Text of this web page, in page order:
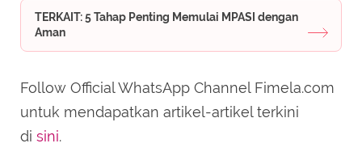
TERKAIT: 5 Tahap Penting Memulai MPASI dengan
Aman
Follow Official WhatsApp Channel Fimela.com
untuk mendapatkan artikel-artikel terkini
di sini.